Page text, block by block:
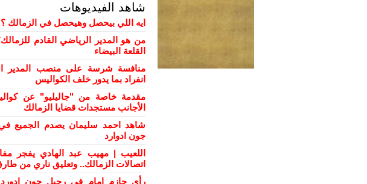
شاهد الفيديوهات
ايه اللي بيحصل وهيحصل في الزمالك
من هو المدير الرياضي القادم
القلعة البيضاء
منافسة شرسة على منصب المدير
انفراد بما يدور خلف الكواليس
مقدمة خاصة من "جاليليو" عن
الأجانب مستجدات قضايا الزمالك
شاهد احمد سليمان يصدم الجميع
جون ادوارد
اللعيب | مهيب عبد الهادي يفجر
اتصالات الزمالك.. وتعليق ناري من
رأي حازم إمام في رحيل جون إدورد